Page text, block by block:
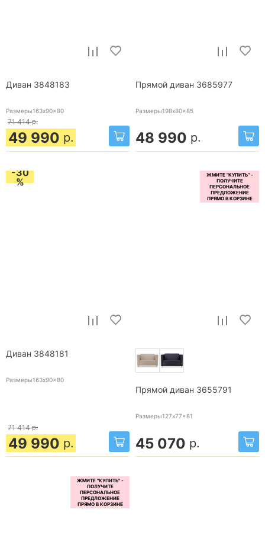
Диван 3848183
Размеры163x90x80
71 414 р.
49 990 р.
Прямой диван 3685977
Размеры198x80x85
48 990 р.
-30
%
Диван 3848181
Размеры163x90x80
71 414 р.
49 990 р.
Прямой диван 3655791
Размеры127x77x81
45 070 р.